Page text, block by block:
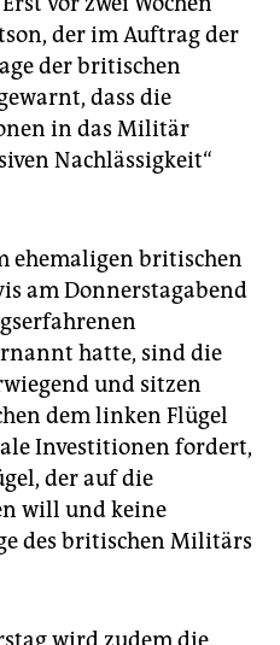
der im Auftrag der
der britischen
dass die
in das Militär
Nachlässigkeit“
ehemaligen britischen
am Donnerstagabend
hatte, sind die
und sitzen
dem linken Flügel
Investitionen fordert,
der auf die
will und keine
des britischen Militärs